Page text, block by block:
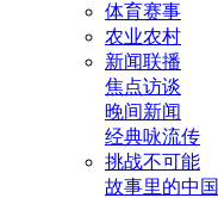
体育赛事
农业农村
新闻联播
焦点访谈
晚间新闻
经典咏流传
挑战不可能
故事里的中国